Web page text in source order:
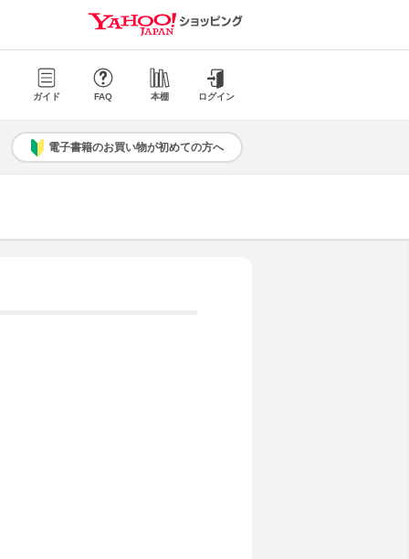
ガイド FAQ 本棚 ログイン
電子書籍のお買い物が初めての方へ